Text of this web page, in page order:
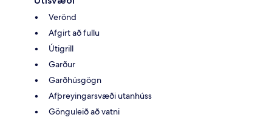
Verönd
Afgirt að fullu
Útigrill
Garður
Garðhúsgögn
Afþreyingarsvæði utanhúss
Gönguleið að vatni